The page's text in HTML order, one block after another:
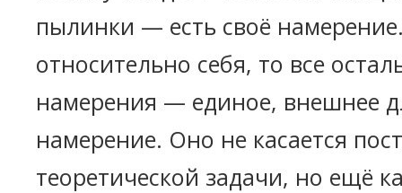
пылинки — есть своё
относительно себя, то все
намерения — единое, внешнее
намерение. Оно не касается
теоретической задачи, но ещё